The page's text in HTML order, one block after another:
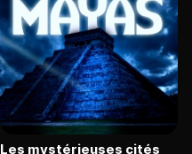
Les mystérieuses cités